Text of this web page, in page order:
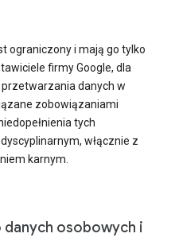
ograniczony i mają go tylko
firmy Google, dla
danych w
zobowiązaniami
tych
włącznie z
karnym.
osobowych i